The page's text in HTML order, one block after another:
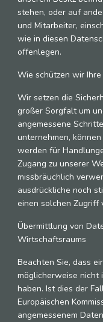
stehen, oder auf
und Mitarbeiter,
wie in diesen
offenlegen.
Wie schützen wir Ihre
Wir setzen die
großer Sorgfalt um
angemessene
unternehmen,
werden für
Zugang zu unserer
missbräuchlich
ausdrückliche noch
einen solchen Zugriff
Übermittlung von
Wirtschaftsraums
Beachten Sie, dass
möglicherweise nicht
haben. Ist dies der
Europäischen
angemessenem